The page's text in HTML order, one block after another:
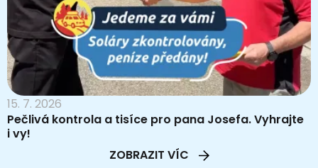
15. 7. 2026
Pečlivá kontrola a tisíce pro pana Josefa. Vyhrajte
i vy!
ZOBRAZIT VÍC